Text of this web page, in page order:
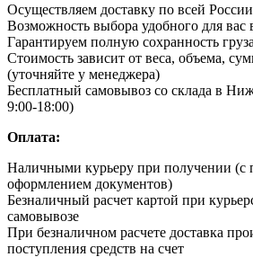
Осуществляем доставку по всей России
Возможность выбора удобного для вас
Гарантируем полную сохранность груза
Стоимость зависит от веса, объема,
(уточняйте у менеджера)
Бесплатный самовывоз со склада в
9:00-18:00)
Оплата:
Наличными курьеру при получении (с
оформлением документов)
Безналичный расчет картой при
самовывозе
При безналичном расчете доставка
поступления средств на счет